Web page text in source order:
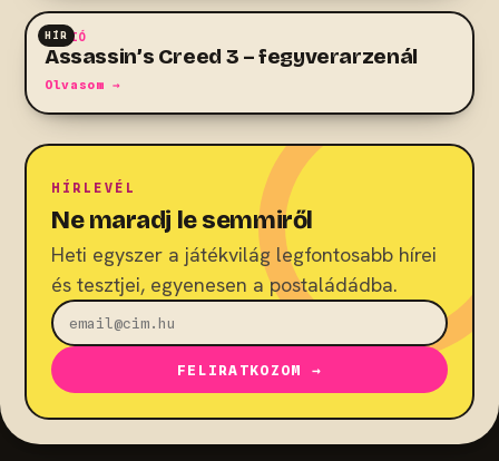
HÍR
AKCIÓ
Assassin’s Creed 3 – fegyverarzenál
Olvasom →
HÍRLEVÉL
Ne maradj le semmiről
Heti egyszer a játékvilág legfontosabb hírei
és tesztjei, egyenesen a postaládádba.
FELIRATKOZOM →